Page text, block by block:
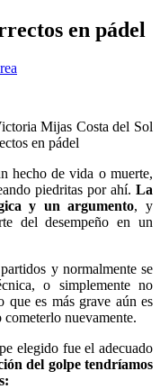
en pádel
hecho de vida o muerte,
piedritas por ahí. La
y un argumento, y
del desempeño en un
y normalmente se
o simplemente no
que es más grave aún es
nuevamente.
elegido fue el adecuado
del golpe tendríamos